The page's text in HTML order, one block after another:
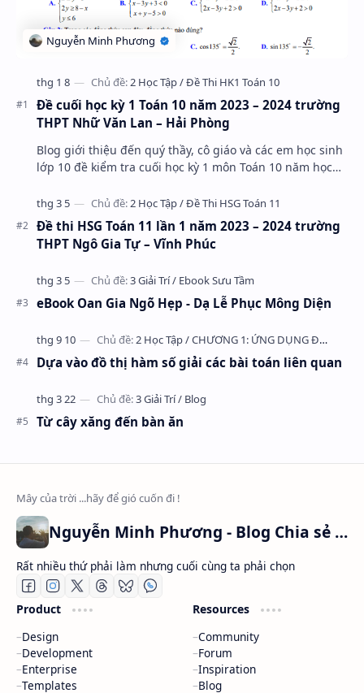
Đề cuối học kỳ 1 Toán 10 năm 2023 – 2024 trường
THPT Nhữ Văn Lan – Hải Phòng
Blog giới thiệu đến quý thầy, cô giáo và các em học sinh
lớp 10 đề kiểm tra cuối học kỳ 1 môn Toán 10 năm học
Đề thi HSG Toán 11 lần 1 năm 2023 – 2024 trường
THPT Ngô Gia Tự – Vĩnh Phúc
eBook Oan Gia Ngõ Hẹp - Dạ Lễ Phục Mông Diện
Dựa vào đồ thị hàm số giải các bài toán liên quan
Từ cây xăng đến bàn ăn
Nguyễn Minh Phương - Blog Chia sẻ Kiến thức Chứng khoán & Tài liệu Toán học
Rất nhiều thứ phải làm nhưng cuối cùng ta phải chọn
Product
Design
Development
Enterprise
Templates
Resources
Community
Forum
Inspiration
Blog